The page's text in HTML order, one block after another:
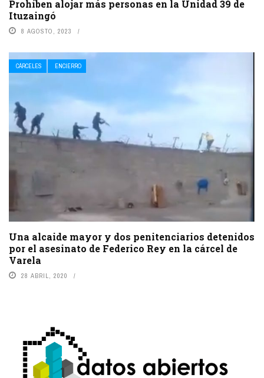
Prohíben alojar más personas en la Unidad 39 de
Ituzaingó
8 AGOSTO, 2023
CÁRCELES ENCIERRO
Una alcaide mayor y dos penitenciarios detenidos
por el asesinato de Federico Rey en la cárcel de
Varela
28 ABRIL, 2020